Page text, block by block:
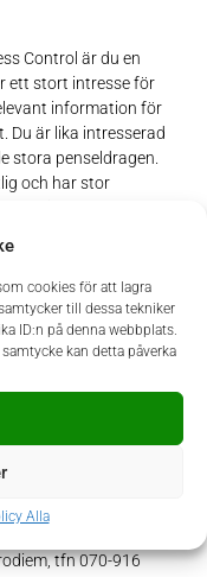
cookies för att lagra
till dessa tekniker
ID:n på denna webbplats.
kan detta påverka
Alla
Control är du en
ett stort intresse för
information för
är lika intresserad
stora penseldragen.
och har stor
kontaktytor och
bygger du
att driva i
det också viktigt att du
över hur saker och
Engelska Skolan
varför vi gärna
sker via
tfn 070-916